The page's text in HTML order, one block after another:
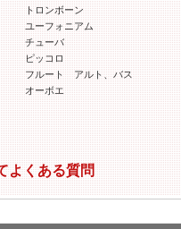
トロンボーン
ユーフォニアム
チューバ
ピッコロ
フルート アルト、バス
オーボエ
よくある質問